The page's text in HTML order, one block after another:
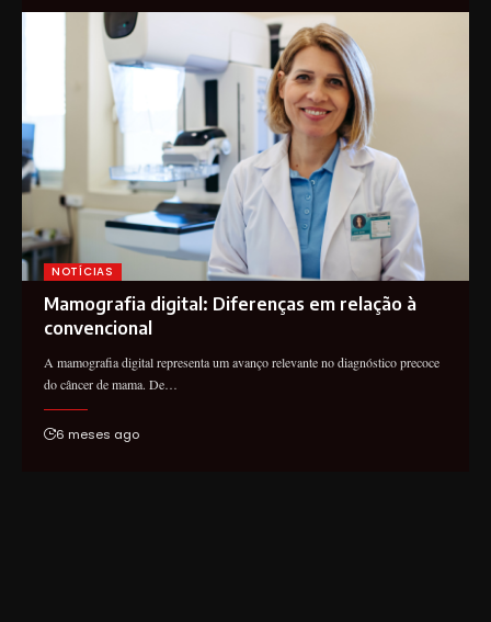
NOTÍCIAS
Mamografia digital: Diferenças em relação à
convencional
A mamografia digital representa um avanço relevante no diagnóstico precoce
do câncer de mama. De…
6 meses ago